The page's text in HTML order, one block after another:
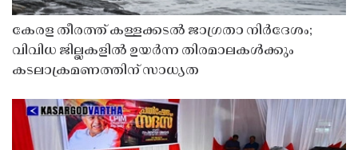
കേരള തീരത്ത് കള്ളക്കടൽ ജാഗ്രതാ നിർദേശം;
വിവിധ ജില്ലകളിൽ ഉയർന്ന തിരമാലകൾക്കും
കടലാക്രമണത്തിന് സാധ്യത